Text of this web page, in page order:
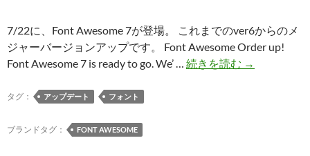
7/22に、Font Awesome 7が登場。 これまでのver6からのメ
ジャーバージョンアップです。 Font Awesome Order up!
Font Awesome 7 is ready to go. We’ … 続きを読む Font
→
タグ： アップデート フォント
ブランドタグ： FONT AWESOME